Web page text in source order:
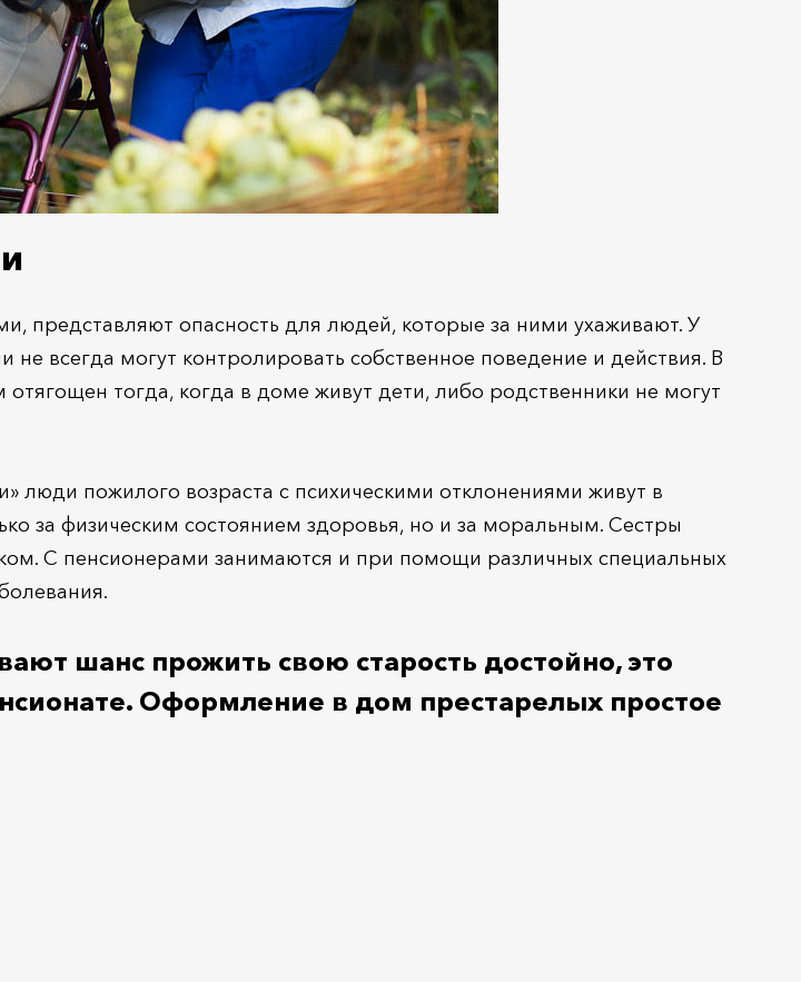
представляют опасность для людей, которые за ними ухаживают. У
всегда могут контролировать собственное поведение и действия. В
тогда, когда в доме живут дети, либо родственники не могут
люди пожилого возраста с психическими отклонениями живут в
за физическим состоянием здоровья, но и за моральным. Сестры
С пенсионерами занимаются и при помощи различных специальных
шанс прожить свою старость достойно, это
Оформление в дом престарелых простое